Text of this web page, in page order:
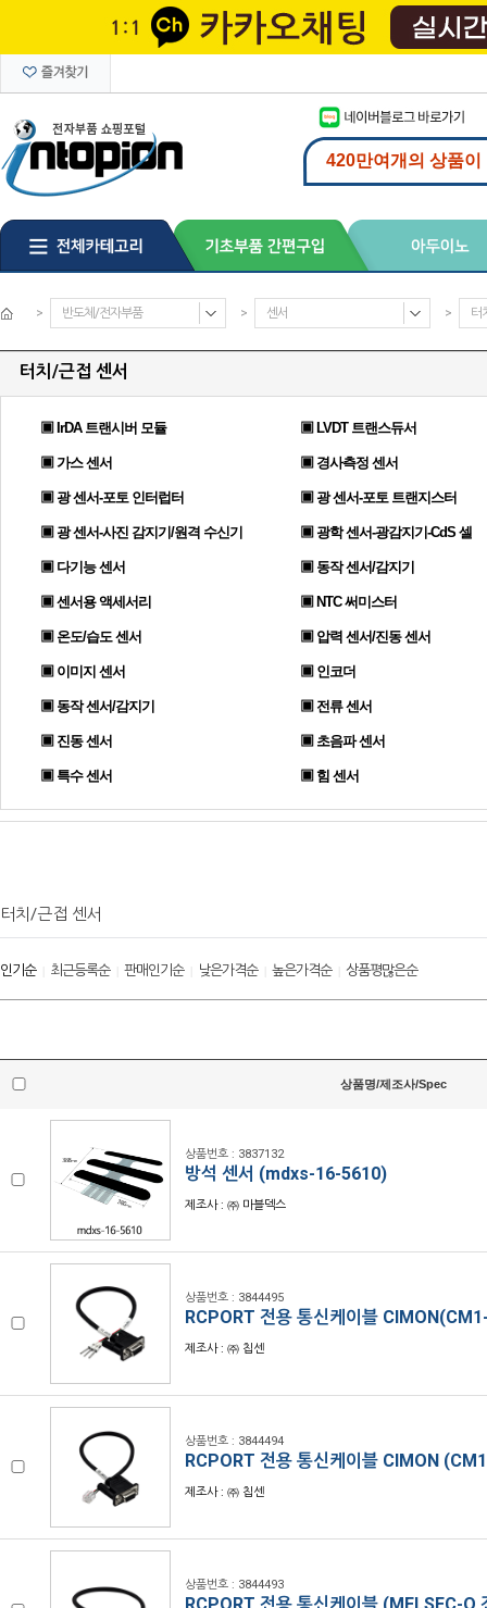
> 반도체/전자부품 > 센서 > 터
터치/근접 센서
▣ IrDA 트랜시버 모듈 ▣ LVDT 트랜스듀서
▣ 가스 센서 ▣ 경사측정 센서
▣ 광 센서-포토 인터럽터 ▣ 광 센서-포토 트랜지스터
▣ 광 센서-사진 감지기/원격 수신기 ▣ 광학 센서-광감지기-CdS 셀
▣ 다기능 센서 ▣ 동작 센서/감지기
▣ 센서용 액세서리 ▣ NTC 써미스터
▣ 온도/습도 센서 ▣ 압력 센서/진동 센서
▣ 이미지 센서 ▣ 인코더
▣ 동작 센서/감지기 ▣ 전류 센서
▣ 진동 센서 ▣ 초음파 센서
▣ 특수 센서 ▣ 힘 센서
터치/근접 센서
인기순| 최근등록순| 판매인기순| 낮은가격순| 높은가격순| 상품평많은순
상품명/제조사/Spec
상품번호 : 3837132
방석 센서 (mdxs-16-5610)
제조사 : ㈜ 마블덱스
상품번호 : 3844495
RCPORT 전용 통신케이블
제조사 : ㈜ 칩센
상품번호 : 3844494
RCPORT 전용 통신케이블 CIMON
제조사 : ㈜ 칩센
상품번호 : 3844493